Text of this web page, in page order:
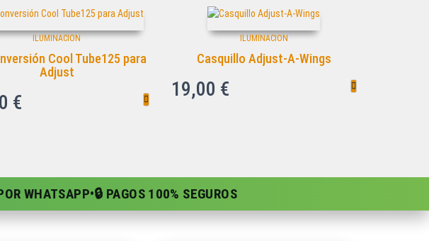
ILUMINACION
Cool Tube125 para
Adjust
€
ILUMINACION
Casquillo Adjust-A-Wings
19,00 €
WHATSAPP•🔒 PAGOS 100% SEGUROS